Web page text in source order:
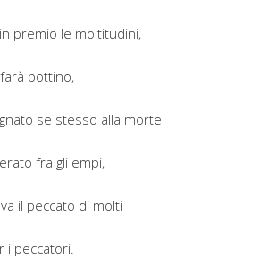
premio le moltitudini,
bottino,
se stesso alla morte
fra gli empi,
il peccato di molti
i peccatori.